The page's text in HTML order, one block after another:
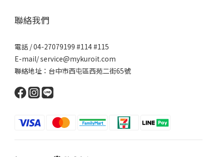
聯絡我們
電話 / 04-27079199 #114 #115
E-mail/ service@mykuroit.com
聯絡地址：台中市西屯區西苑二街65號